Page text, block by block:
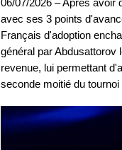
avec ses 3 points
Français d'adoption
général par Abdusattorov
revenue, lui permettant
seconde moitié du